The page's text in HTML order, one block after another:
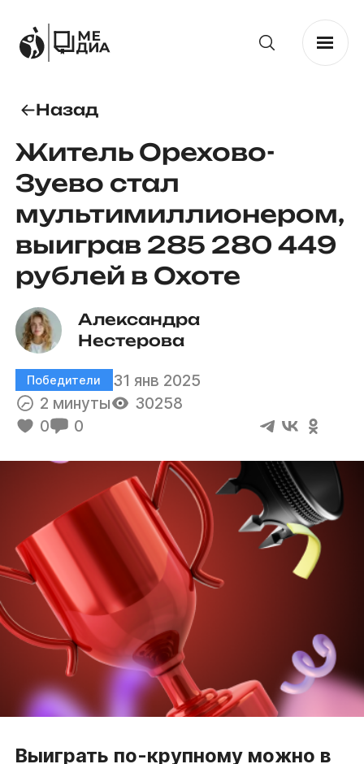
Назад
Житель Орехово-
Зуево стал
мультимиллионером,
выиграв 285 280 449
рублей в Охоте
Александра
Нестерова
Победители
31 янв 2025
2 минуты
30258
0
0
Выиграть по-крупному можно в